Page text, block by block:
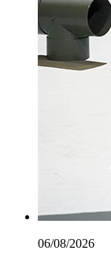
06/08/2026